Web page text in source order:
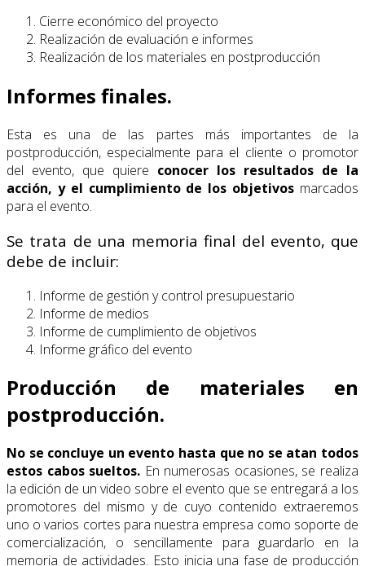
Cierre económico del proyecto
Realización de evaluación e informes
Realización de los materiales en postproducción
Informes finales.
Esta es una de las partes más importantes de la
postproducción, especialmente para el cliente o promotor
del evento, que quiere conocer los resultados de la
acción, y el cumplimiento de los objetivos marcados
para el evento.
Se trata de una memoria final del evento, que
debe de incluir:
Informe de gestión y control presupuestario
Informe de medios
Informe de cumplimiento de objetivos
Informe gráfico del evento
Producción de materiales en
postproducción.
No se concluye un evento hasta que no se atan todos
estos cabos sueltos. En numerosas ocasiones, se realiza
la edición de un video sobre el evento que se entregará a los
promotores del mismo y de cuyo contenido extraeremos
uno o varios cortes para nuestra empresa como soporte de
comercialización, o sencillamente para guardarlo en la
memoria de actividades. Esto inicia una fase de producción